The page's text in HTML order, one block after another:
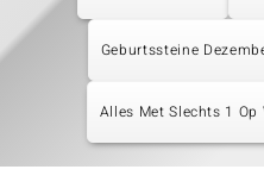
Geburtssteine
Alles Met Slechts 1 Op